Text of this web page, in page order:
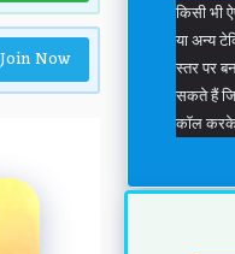
Join Now
किसी भी
या अन्य
स्तर पर
सकते हैं
कॉल